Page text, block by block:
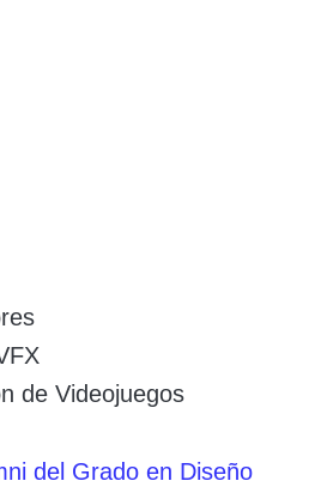
de Videojuegos
del Grado en Diseño